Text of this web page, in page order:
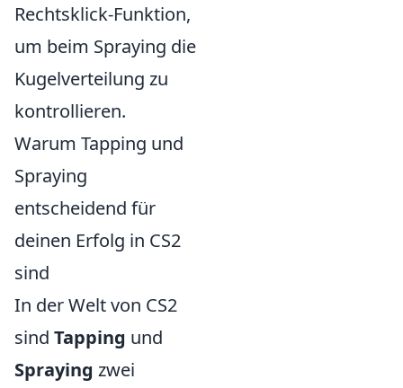
Rechtsklick-Funktion,
um beim Spraying die
Kugelverteilung zu
kontrollieren.
Warum Tapping und
Spraying
entscheidend für
deinen Erfolg in CS2
sind
In der Welt von CS2
sind Tapping und
Spraying zwei